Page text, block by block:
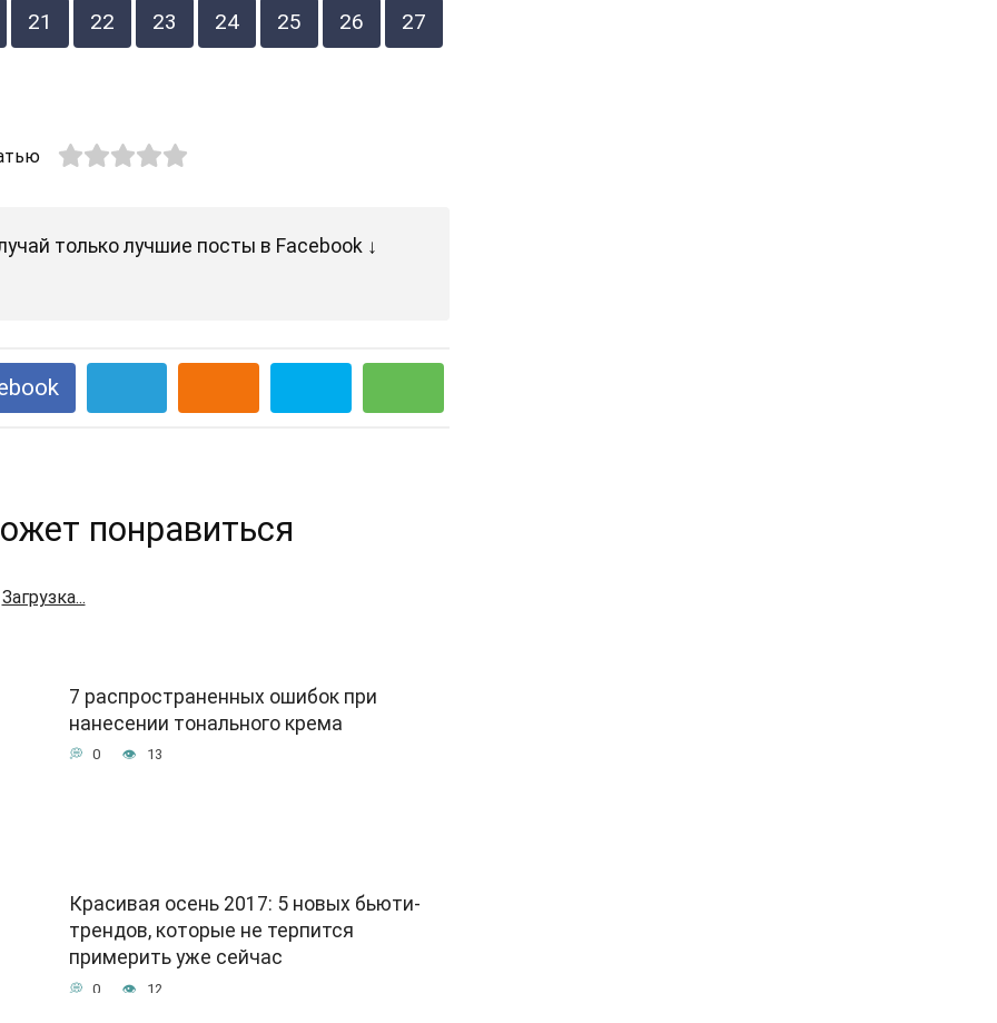
21 22 23 24 25 26
27
только лучшие посты в Facebook ↓
понравиться
Загрузка...
7 распространенных ошибок при
нанесении тонального крема
0 13
Красивая осень 2017: 5 новых бьюти-
трендов, которые не терпится
примерить уже сейчас
0 12